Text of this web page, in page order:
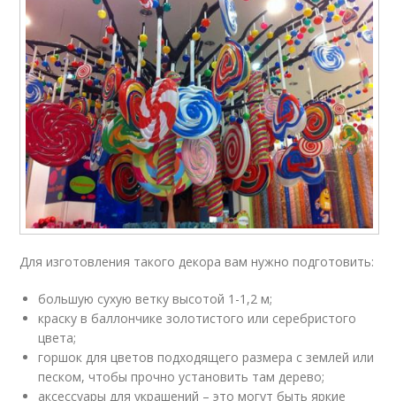
Для изготовления такого декора вам нужно подготовить:
большую сухую ветку высотой 1-1,2 м;
краску в баллончике золотистого или серебристого
цвета;
горшок для цветов подходящего размера с землей или
песком, чтобы прочно установить там дерево;
аксессуары для украшений – это могут быть яркие